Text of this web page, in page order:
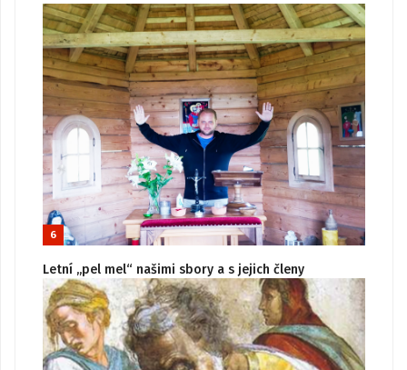
6
Letní „pel mel“ našimi sbory a s jejich členy